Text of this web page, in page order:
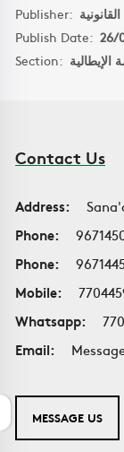
Publisher:
Publish Date: 26/
Section: الإيطالية
Contact Us
Address:
Phone:
Phone:
Mobile:
Whatsapp:
Email:
MESSAGE US